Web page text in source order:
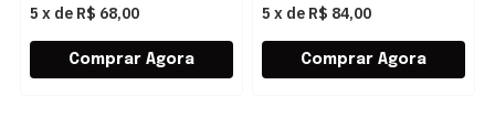
5 x de R$ 68,00 5 x de R$ 84,00